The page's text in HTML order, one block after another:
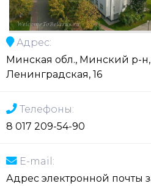
Адрес:
Минская обл., Минский р-н,
Ленинградская, 16
Телефоны:
8 017 209-54-90
E-mail:
Адрес электронной почты